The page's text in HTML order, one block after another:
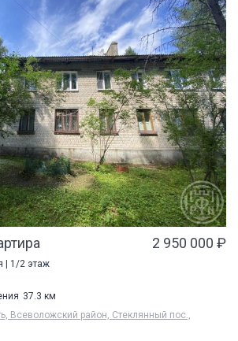
2 950 000 ₽
| 1/2 этаж
37.3 км
Всеволожский район, Стеклянный пос.,